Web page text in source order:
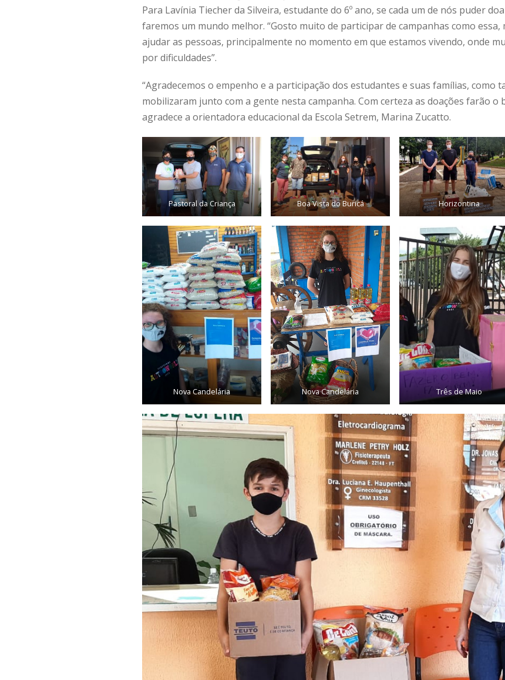
Para Lavínia Tiecher da Silveira, estudante do 6º ano, se cada um de nós puder
faremos um mundo melhor. “Gosto muito de participar de campanhas como
ajudar as pessoas, principalmente no momento em que estamos vivendo, onde
por dificuldades”.
“Agradecemos o empenho e a participação dos estudantes e suas famílias, como
mobilizaram junto com a gente nesta campanha. Com certeza as doações farão o
agradece a orientadora educacional da Escola Setrem, Marina Zucatto.
Pastoral da Criança Boa Vista do Buricá Horizontina
Nova Candelária Nova Candelária Três de Maio